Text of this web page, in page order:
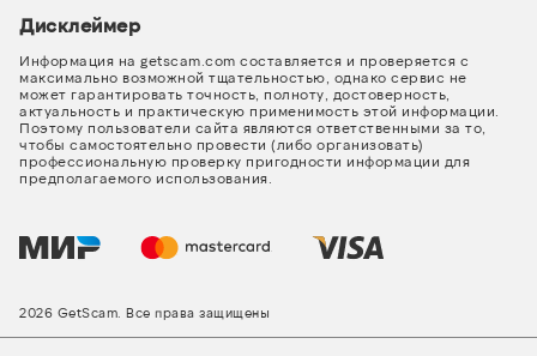
Дисклеймер
Информация на getscam.com составляется и проверяется с
максимально возможной тщательностью, однако сервис не
может гарантировать точность, полноту, достоверность,
актуальность и практическую применимость этой информации.
Поэтому пользователи сайта являются ответственными за то,
чтобы самостоятельно провести (либо организовать)
профессиональную проверку пригодности информации для
предполагаемого использования.
2026 GetScam. Все права защищены